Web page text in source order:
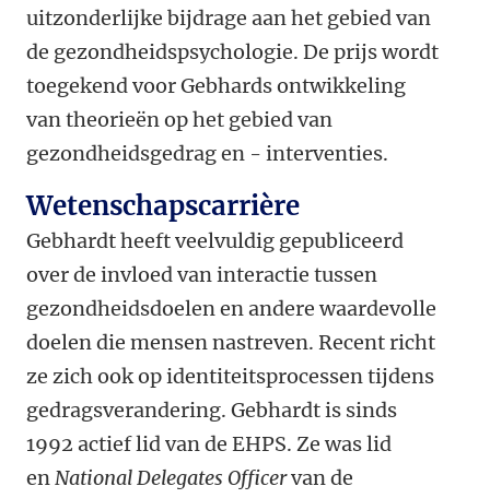
uitzonderlijke bijdrage aan het gebied van
de gezondheidspsychologie. De prijs wordt
toegekend voor Gebhards ontwikkeling
van theorieën op het gebied van
gezondheidsgedrag en - interventies.
Wetenschapscarrière
Gebhardt heeft veelvuldig gepubliceerd
over de invloed van interactie tussen
gezondheidsdoelen en andere waardevolle
doelen die mensen nastreven. Recent richt
ze zich ook op identiteitsprocessen tijdens
gedragsverandering. Gebhardt is sinds
1992 actief lid van de EHPS. Ze was lid
enNational Delegates Officervan de